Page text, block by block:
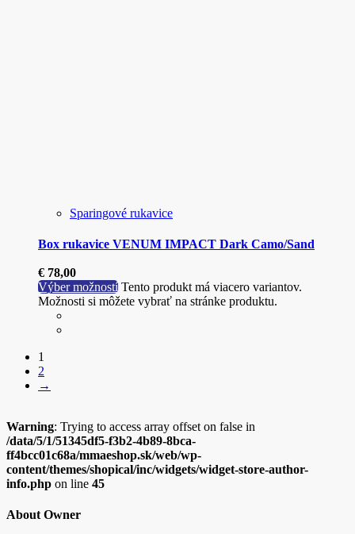
Sparingové rukavice
Box rukavice VENUM IMPACT Dark Camo/Sand
€ 78,00
Výber možností Tento produkt má viacero variantov.
Možnosti si môžete vybrať na stránke produktu.
1
2
→
Warning: Trying to access array offset on false in
/data/5/1/51345df5-f3b2-4b89-8bca-
ff4bcc01c68a/mmaeshop.sk/web/wp-
content/themes/shopical/inc/widgets/widget-store-author-
info.php on line 45
About Owner